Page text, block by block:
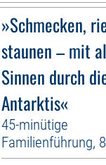
»Schmecken,
staunen – mit
Sinnen durch
Antarktis«
45-minütige
Familienführung,